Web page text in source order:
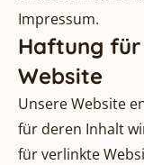
Impressum.
Haftung
Website
Unsere Website
für deren Inhalt
für verlinkte